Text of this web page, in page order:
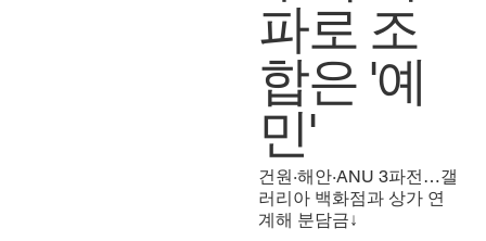
파로 조
합은 '예
민'
건원·해안·ANU 3파전…갤
러리아 백화점과 상가 연
계해 분담금↓